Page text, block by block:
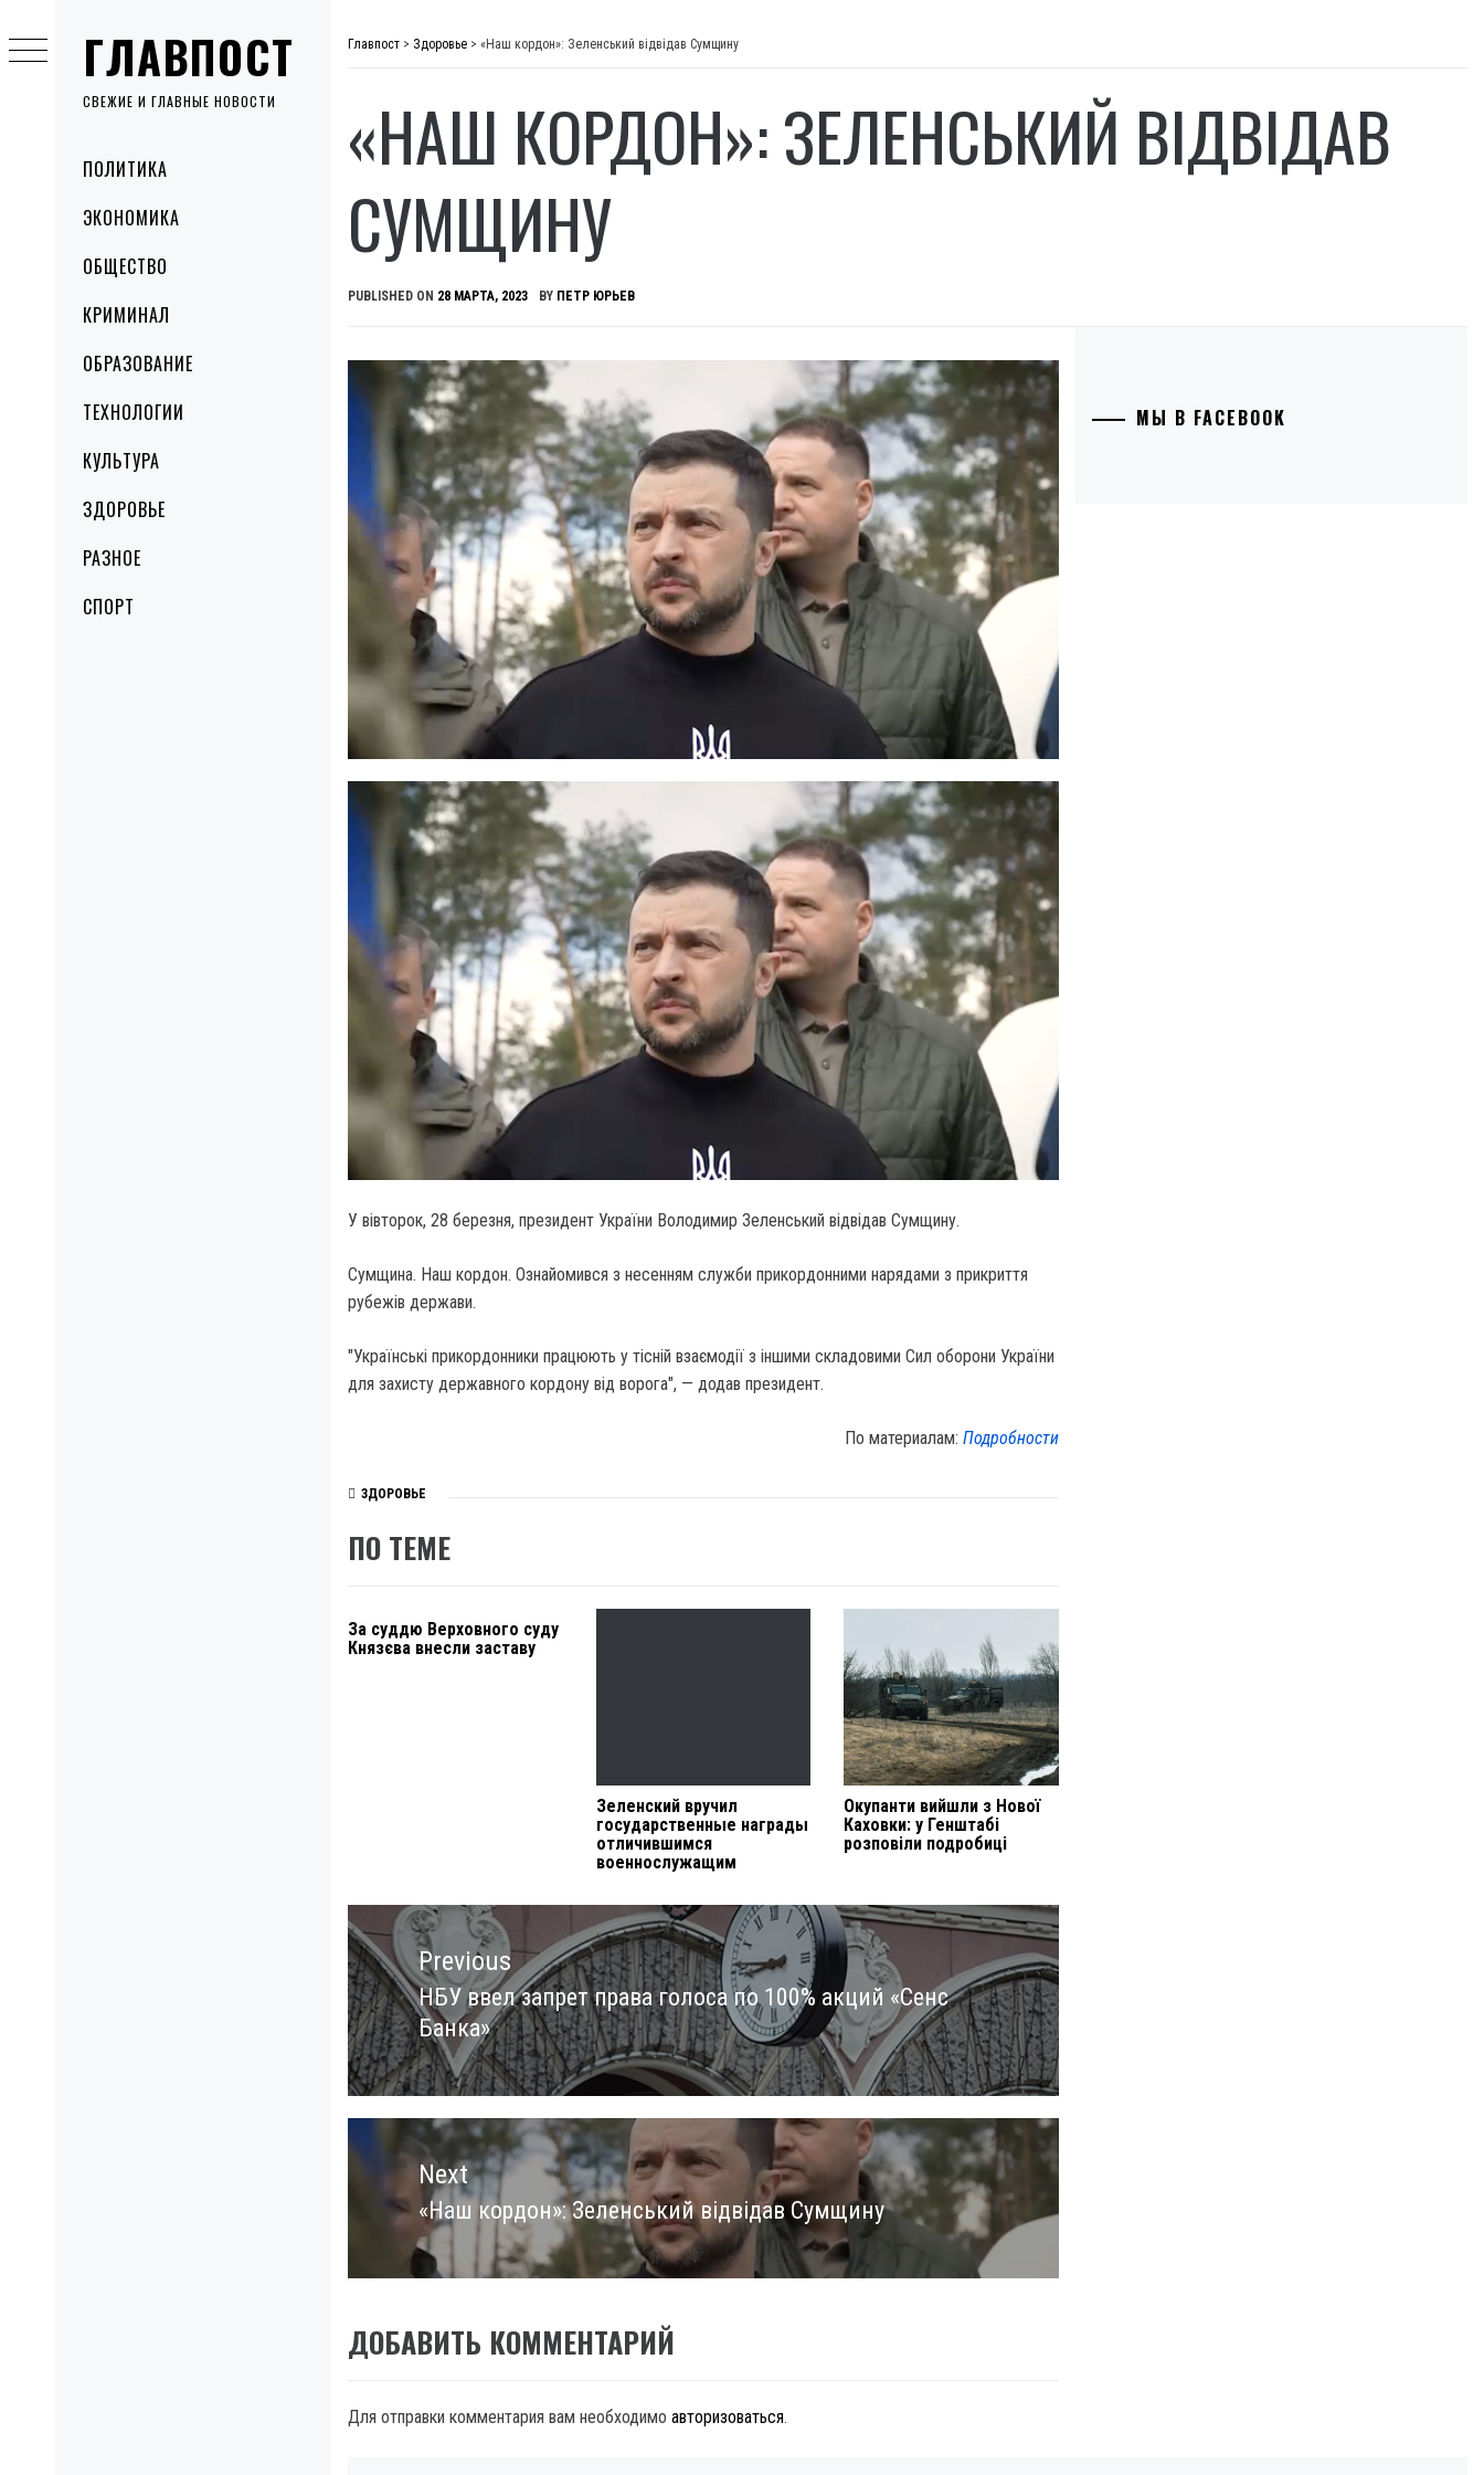
ГЛАВПОСТ
СВЕЖИЕ И ГЛАВНЫЕ НОВОСТИ
MenuПОЛИТИКА
ЭКОНОМИКА
ОБЩЕСТВО
КРИМИНАЛ
ОБРАЗОВАНИЕ
ТЕХНОЛОГИИ
КУЛЬТУРА
ЗДОРОВЬЕ
РАЗНОЕ
СПОРТ
to
content
Главпост > Здоровье > «Наш кордон»: Зеленський відвідав Сумщину
«НАШ КОРДОН»: ЗЕЛЕНСЬКИЙ ВІДВІДАВ
СУМЩИНУ
PUBLISHED ON 28 МАРТА, 2023 BY ПЕТР ЮРЬЕВ
У вівторок, 28 березня, президент України Володимир Зеленський відвідав Сумщину.
Сумщина. Наш кордон. Ознайомився з несенням служби прикордонними нарядами з прикриття
рубежів держави.
"Українські прикордонники працюють у тісній взаємодії з іншими складовими Сил оборони України
для захисту державного кордону від ворога", — додав президент.
По материалам:Подробности
ЗДОРОВЬЕ
ПО ТЕМЕ
За суддю Верховного суду
Князєва внесли заставу
Зеленский вручил
государственные награды
отличившимся
военнослужащим
Окупанти вийшли з Нової
Каховки: у Генштабі
розповіли подробиці
Навигация
по
записямPrevious
Previous
post:
НБУ ввел запрет права голоса по 100% акций «Сенс
Банка»
Next
Next
post:
«Наш кордон»: Зеленський відвідав Сумщину
ДОБАВИТЬ КОММЕНТАРИЙ
Для отправки комментария вам необходимо авторизоваться.
МЫ В FACEBOOK